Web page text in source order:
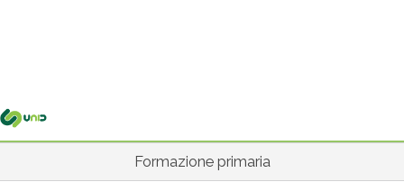
Formazione primaria